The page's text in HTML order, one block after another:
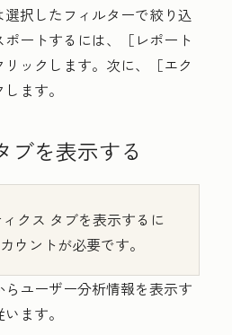
択したフィルターで絞り込
ートするには、［レポート
リックします。次に、
［エク
ます。
ブを表示する
クス タブを表示するに
ウントが必要です。
らユーザー分析情報を表示す
ます。